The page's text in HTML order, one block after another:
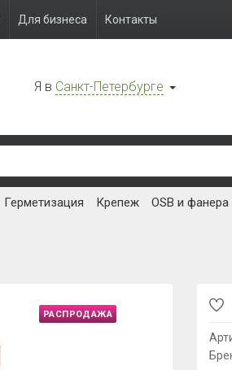
Для бизнеса Контакты
Я в Санкт-Петербурге
Герметизация Крепеж OSB и фанера
РАСПРОДАЖА